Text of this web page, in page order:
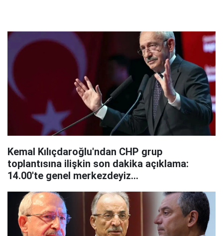
Kemal Kılıçdaroğlu'ndan CHP grup
toplantısına ilişkin son dakika açıklama:
14.00'te genel merkezdeyiz...